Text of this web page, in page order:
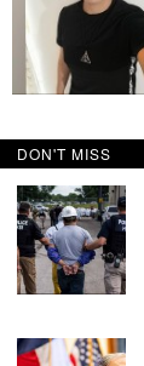
DON'T MISS